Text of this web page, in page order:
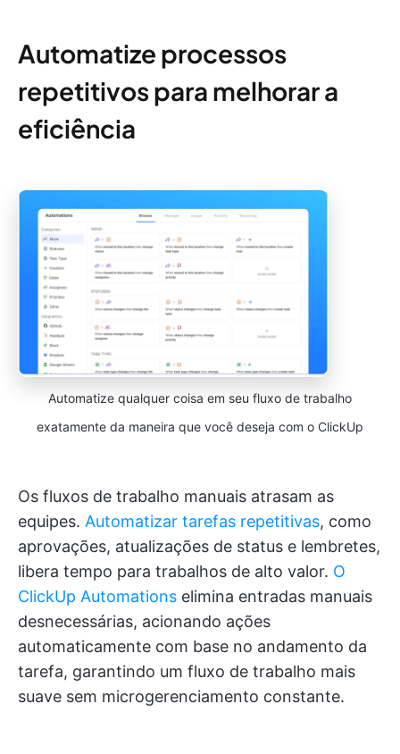
Automatize processos
repetitivos para melhorar a
eficiência
Automatize qualquer coisa em seu fluxo de trabalho
exatamente da maneira que você deseja com o ClickUp
Os fluxos de trabalho manuais atrasam as
equipes. Automatizar tarefas repetitivas, como
aprovações, atualizações de status e lembretes,
libera tempo para trabalhos de alto valor. O
ClickUp Automations elimina entradas manuais
desnecessárias, acionando ações
automaticamente com base no andamento da
tarefa, garantindo um fluxo de trabalho mais
suave sem microgerenciamento constante.